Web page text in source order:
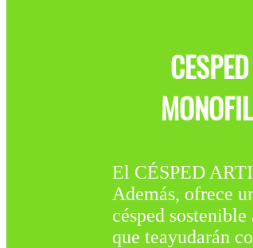
El CÉSPED
Además, ofrece
césped
que teayudarán